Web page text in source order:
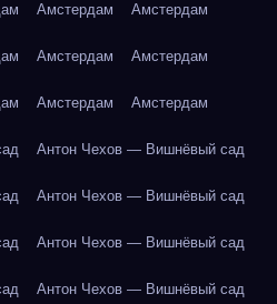
Амстердам Амстердам
Амстердам Амстердам
Амстердам Амстердам
Антон Чехов — Вишнёвый сад
Антон Чехов — Вишнёвый сад
Антон Чехов — Вишнёвый сад
Антон Чехов — Вишнёвый сад